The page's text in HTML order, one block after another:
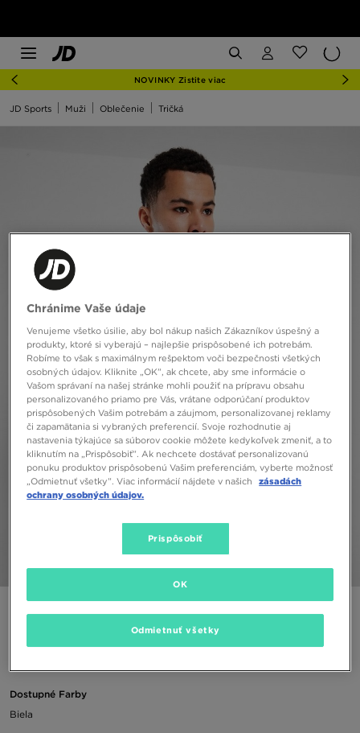
NOVINKY Zistite viac
JD Sports Muži Oblečenie Tričká
Dostupné Farby
Biela
Chránime Vaše údaje
Venujeme všetko úsilie, aby bol nákup našich Zákazníkov úspešný a
produkty, ktoré si vyberajú – najlepšie prispôsobené ich potrebám.
Robíme to však s maximálnym rešpektom voči bezpečnosti všetkých
osobných údajov. Kliknite „OK”, ak chcete, aby sme informácie o
Vašom správaní na našej stránke mohli použiť na prípravu obsahu
personalizovaného priamo pre Vás, vrátane odporúčaní produktov
prispôsobených Vašim potrebám a záujmom, personalizovanej reklamy
či zapamätania si vybraných preferencií. Svoje rozhodnutie aj
nastavenia týkajúce sa súborov cookie môžete kedykoľvek zmeniť, a to
kliknutím na „Prispôsobiť”. Ak nechcete dostávať personalizovanú
ponuku produktov prispôsobenú Vašim preferenciám, vyberte možnosť
„Odmietnuť všetky”. Viac informácií nájdete v našich
zásadách
ochrany osobných údajov.
Prispôsobiť
Odmietnuť všetky
OK